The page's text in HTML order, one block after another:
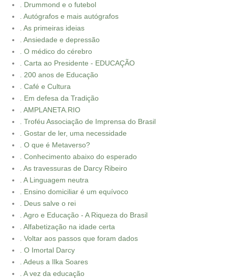
. Drummond e o futebol
. Autógrafos e mais autógrafos
. As primeiras ideias
. Ansiedade e depressão
. O médico do cérebro
. Carta ao Presidente - EDUCAÇÃO
. 200 anos de Educação
. Café e Cultura
. Em defesa da Tradição
. AMPLANETA.RIO
. Troféu Associação de Imprensa do Brasil
. Gostar de ler, uma necessidade
. O que é Metaverso?
. Conhecimento abaixo do esperado
. As travessuras de Darcy Ribeiro
. A Linguagem neutra
. Ensino domiciliar é um equívoco
. Deus salve o rei
. Agro e Educação - A Riqueza do Brasil
. Alfabetização na idade certa
. Voltar aos passos que foram dados
. O Imortal Darcy
. Adeus a Ilka Soares
. A vez da educação